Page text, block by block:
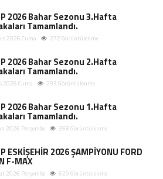
2026 Bahar Sezonu 3.Hafta
Tamamlandı.
2026 Cuma 272 Görüntülenme
2026 Bahar Sezonu 2.Hafta
Tamamlandı.
2026 Cuma 293 Görüntülenme
2026 Bahar Sezonu 1.Hafta
Tamamlandı.
2026 Perşembe 358 Görüntülenme
ESKİŞEHİR 2026 ŞAMPİYONU FORD
F-MAX
2026 Perşembe 629 Görüntülenme